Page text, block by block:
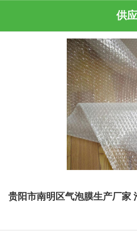
供
贵阳市南明区气泡膜生产厂家